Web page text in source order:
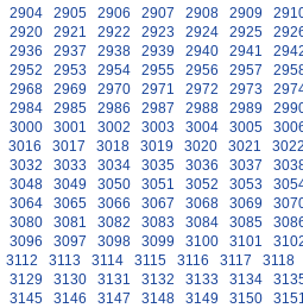
2904 2905 2906 2907 2908 2909
2920 2921 2922 2923 2924 2925
2936 2937 2938 2939 2940 2941
2952 2953 2954 2955 2956 2957
2968 2969 2970 2971 2972 2973
2984 2985 2986 2987 2988 2989
3000 3001 3002 3003 3004 3005
3016 3017 3018 3019 3020 3021
3032 3033 3034 3035 3036 3037
3048 3049 3050 3051 3052 3053
3064 3065 3066 3067 3068 3069
3080 3081 3082 3083 3084 3085
3096 3097 3098 3099 3100 3101
3112 3113 3114 3115 3116 3117
3118
3129 3130 3131 3132 3133 3134
3145 3146 3147 3148 3149 3150